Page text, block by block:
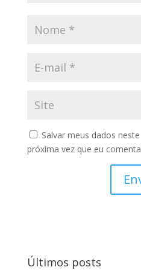
Salvar meus dados
próxima vez que eu
Últimos posts